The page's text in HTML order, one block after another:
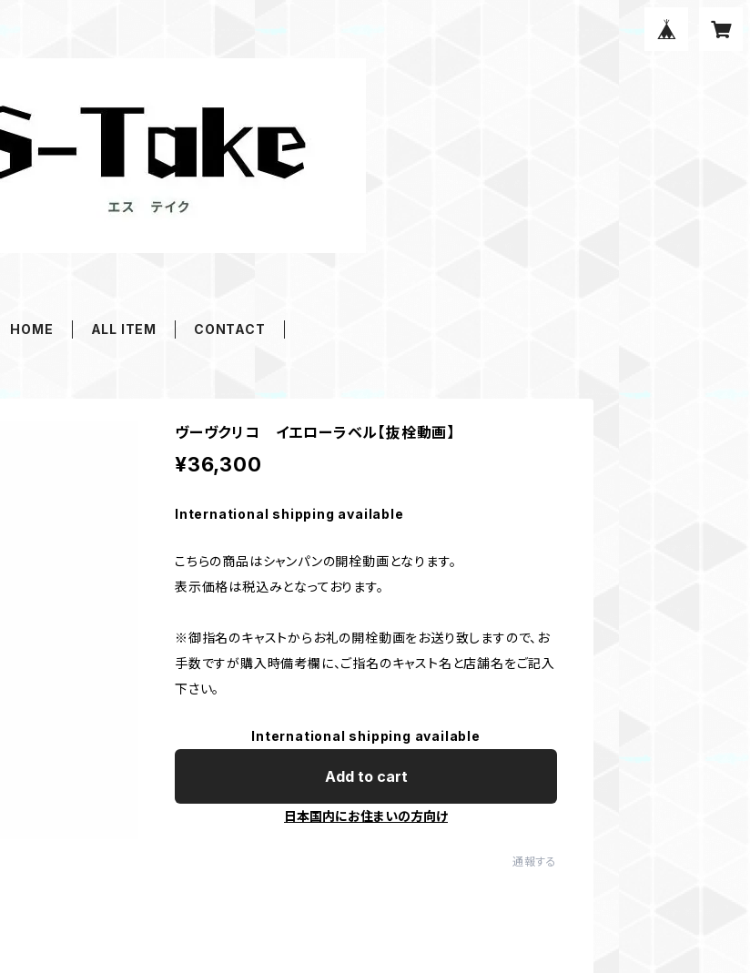
HOME ALL ITEM CONTACT
ヴーヴクリコ イエローラベル【抜栓動画】
¥36,300
International shipping available
こちらの商品はシャンパンの開栓動画となります。
表示価格は税込みとなっております。
※御指名のキャストからお礼の開栓動画をお送り致しますので、お
手数ですが購入時備考欄に、ご指名のキャスト名と店舗名をご記入
下さい。
International shipping available
Add to cart
日本国内にお住まいの方向け
通報する